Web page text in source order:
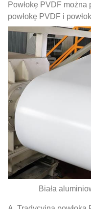
Powłokę PVDF
powłokę PVDF i
Biała